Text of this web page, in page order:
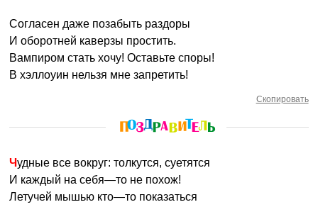
Согласен даже позабыть раздоры
И оборотней каверзы простить.
Вампиром стать хочу! Оставьте споры!
В хэллоуин нельзя мне запретить!
Скопировать
Чудные все вокруг: толкутся, суетятся
И каждый на себя—то не похож!
Летучей мышью кто—то показаться